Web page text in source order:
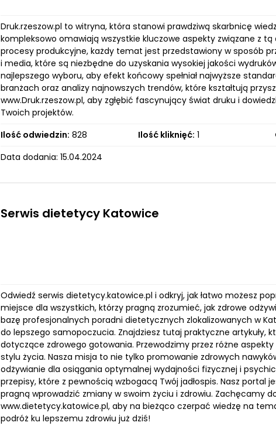
Druk.rzeszow.pl to witryna, która stanowi prawdziwą skarbnicę
kompleksowo omawiają wszystkie kluczowe aspekty związane z
procesy produkcyjne, każdy temat jest przedstawiony w sposób
i media, które są niezbędne do uzyskania wysokiej jakości
najlepszego wyboru, aby efekt końcowy spełniał najwyższe
branżach oraz analizy najnowszych trendów, które kształtują
www.Druk.rzeszow.pl, aby zgłębić fascynujący świat druku i
Twoich projektów.
Ilość odwiedzin: 828 Ilość kliknięć: 1
Data dodania: 15.04.2024
Serwis dietetycy Katowice
Odwiedź serwis dietetycy.katowice.pl i odkryj, jak łatwo możesz
miejsce dla wszystkich, którzy pragną zrozumieć, jak zdrowe
bazę profesjonalnych poradni dietetycznych zlokalizowanych w
do lepszego samopoczucia. Znajdziesz tutaj praktyczne artykuły,
dotyczące zdrowego gotowania. Przewodzimy przez różne
stylu życia. Nasza misja to nie tylko promowanie zdrowych
odżywianie dla osiągania optymalnej wydajności fizycznej i
przepisy, które z pewnością wzbogacą Twój jadłospis. Nasz
pragną wprowadzić zmiany w swoim życiu i zdrowiu. Zachęcamy
www.dietetycy.katowice.pl, aby na bieżąco czerpać wiedzę na
podróż ku lepszemu zdrowiu już dziś!